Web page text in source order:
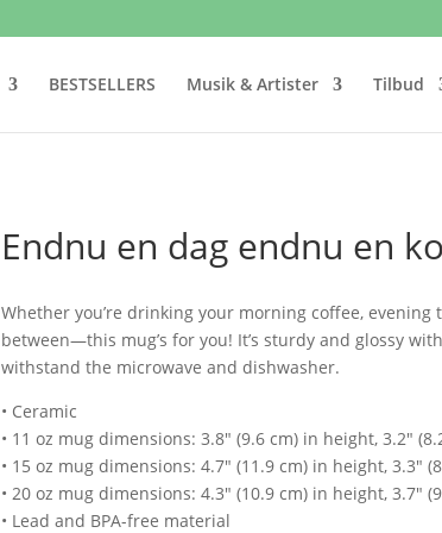
BESTSELLERS Musik & Artister Tilbud
Endnu en dag endnu en
Whether you’re drinking your morning coffee, evening
between—this mug’s for you! It’s sturdy and glossy
withstand the microwave and dishwasher.
• Ceramic
• 11 oz mug dimensions: 3.8″ (9.6 cm) in height, 3.2″
• 15 oz mug dimensions: 4.7″ (11.9 cm) in height, 3.3″
• 20 oz mug dimensions: 4.3″ (10.9 cm) in height, 3.7″
• Lead and BPA-free material